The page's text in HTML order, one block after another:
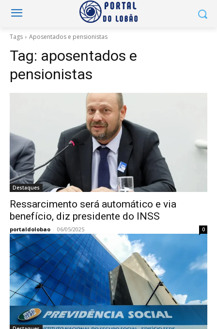
Tags Aposentados e pensionistas
Tag: aposentados e
pensionistas
Destaques
Ressarcimento será automático e via
benefício, diz presidente do INSS
portaldolobao - 06/05/2025 0